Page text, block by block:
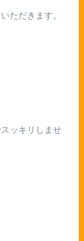
ただきます。
ッキリしませ